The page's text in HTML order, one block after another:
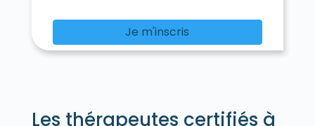
Magnanville 78200
Magny-les-Hameaux 78114
Maisons-Laffitte 78600
Mareil-Marly 78750
Mareil-sur-Mauldre 78124
Je m'inscris
Les thérapeutes certifiés à